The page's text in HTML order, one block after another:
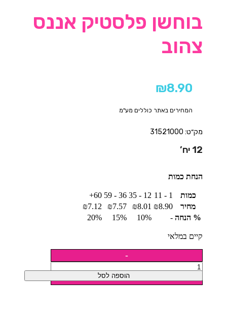
בוחשן פלסטיק אננס
צהוב
₪8.90
המחירים באתר כוללים מע"מ
מק״ט: 31521000
12 יח’
הנחת כמות
כמות 1 - 11
12 - 35
36 - 59
60+
מחיר
₪8.90
₪8.01
₪7.57
₪7.12
% הנחה -
10%
15%
20%
קיים במלאי
הוספה לסל